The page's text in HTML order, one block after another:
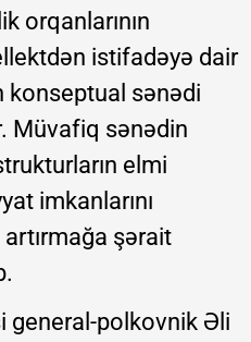
orqanlarının
istifadəyə dair
konseptual sənədi
Müvafiq sənədin
elmi
imkanlarını
şərait
general-polkovnik Əli